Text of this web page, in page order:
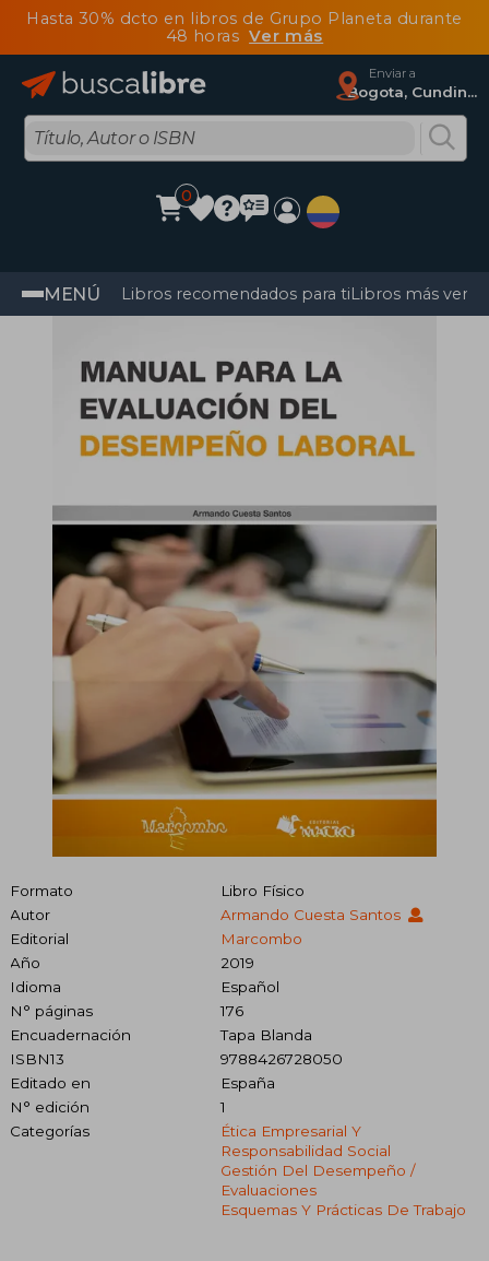
Hasta 30% dcto en libros de Grupo Planeta durante
48 horasVer más
Enviar a
Bogota, Cundinamarca
0
MENÚ Libros recomendados para tiLibros más
Formato
Libro Físico
Autor
Armando Cuesta Santos
Editorial
Marcombo
Año
2019
Idioma
Español
N° páginas
176
Encuadernación
Tapa Blanda
ISBN13
9788426728050
Editado en
España
N° edición
1
Categorías
Ética Empresarial Y
Responsabilidad Social
Gestión Del Desempeño /
Evaluaciones
Esquemas Y Prácticas De Trabajo